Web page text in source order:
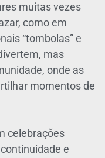
muitas vezes
como em
“tombolas” e
mas
onde as
momentos de
celebrações
e